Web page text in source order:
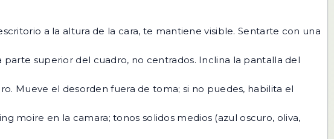
a la altura de la cara, te mantiene visible. Sentarte con una
superior del cuadro, no centrados. Inclina la pantalla del
Mueve el desorden fuera de toma; si no puedes, habilita el
moire en la camara; tonos solidos medios (azul oscuro, oliva,